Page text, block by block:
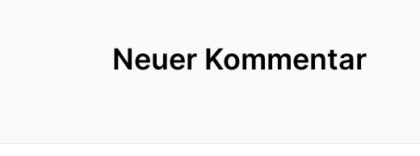
Neuer Kommentar